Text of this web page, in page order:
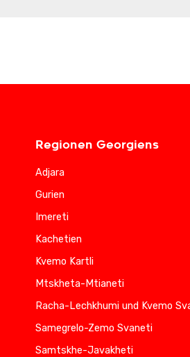
Regionen Georgiens
Adjara
Gurien
Imereti
Kachetien
Kvemo Kartli
Mtskheta-Mtianeti
Racha-Lechkhumi und Kvemo
Samegrelo-Zemo Svaneti
Samtskhe-Javakheti